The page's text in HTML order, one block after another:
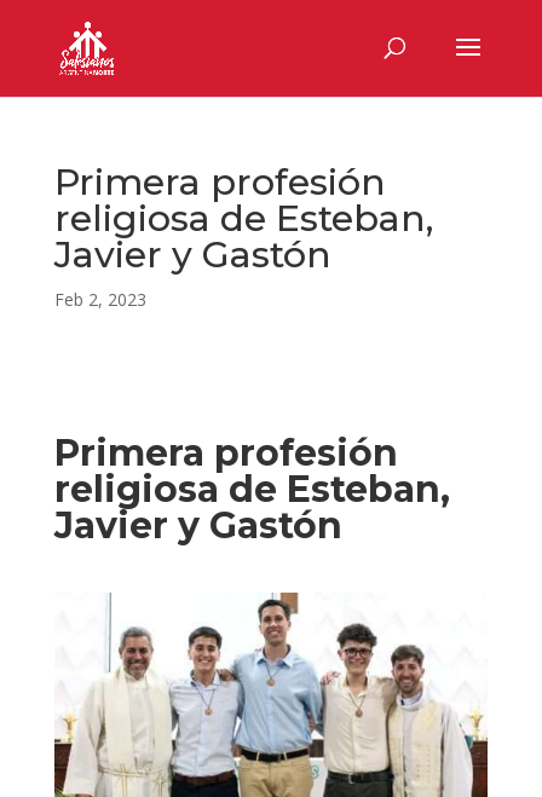
Primera profesión
religiosa de Esteban,
Javier y Gastón
Feb 2, 2023
Primera profesión
religiosa de Esteban,
Javier y Gastón